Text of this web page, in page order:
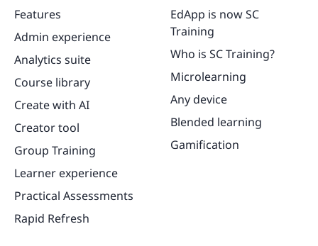
Features
Admin experience
Analytics suite
Course library
Create with AI
Creator tool
Group Training
Learner experience
Practical Assessments
Rapid Refresh
EdApp is now SC
Training
Who is SC Training?
Microlearning
Any device
Blended learning
Gamification